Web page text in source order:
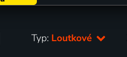
Typ: Loutkové